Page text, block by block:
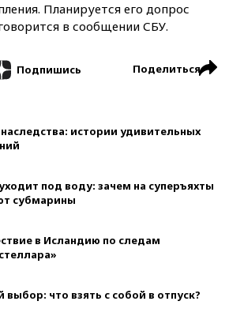
Планируется его допрос
в сообщении СБУ.
Подпишись Поделиться
истории удивительных
под воду: зачем на суперъяхты
субмарины
в Исландию по следам
что взять с собой в отпуск?